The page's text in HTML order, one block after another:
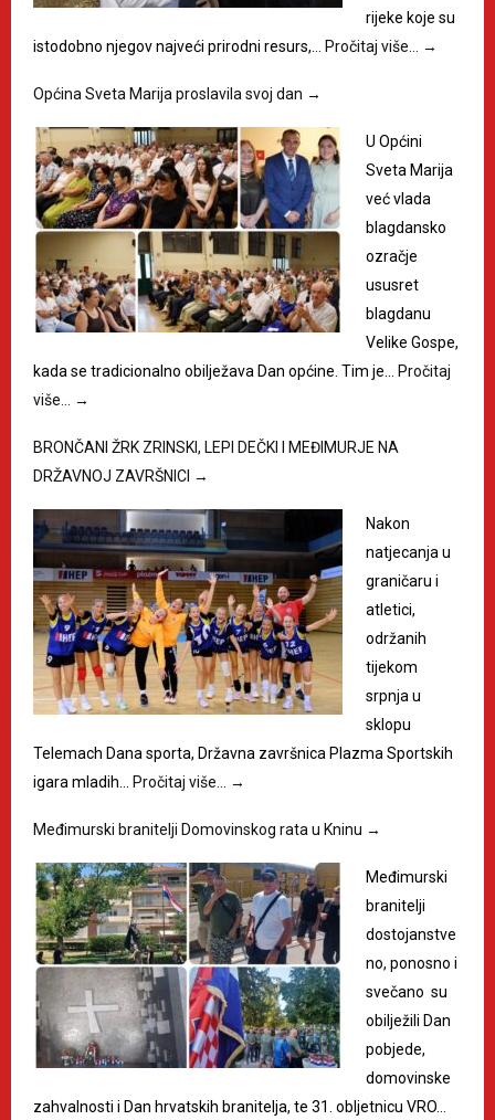
rijeke koje su
istodobno njegov najveći prirodni resurs,… Pročitaj više… →
Općina Sveta Marija proslavila svoj dan →
U Općini
Sveta Marija
već vlada
blagdansko
ozračje
ususret
blagdanu
Velike Gospe,
kada se tradicionalno obilježava Dan općine. Tim je… Pročitaj
više… →
BRONČANI ŽRK ZRINSKI, LEPI DEČKI I MEĐIMURJE NA
DRŽAVNOJ ZAVRŠNICI →
Nakon
natjecanja u
graničaru i
atletici,
održanih
tijekom
srpnja u
sklopu
Telemach Dana sporta, Državna završnica Plazma Sportskih
igara mladih… Pročitaj više… →
Međimurski branitelji Domovinskog rata u Kninu →
Međimurski
branitelji
dostojanstve
no, ponosno i
svečano su
obilježili Dan
pobjede,
domovinske
zahvalnosti i Dan hrvatskih branitelja, te 31. obljetnicu VRO…